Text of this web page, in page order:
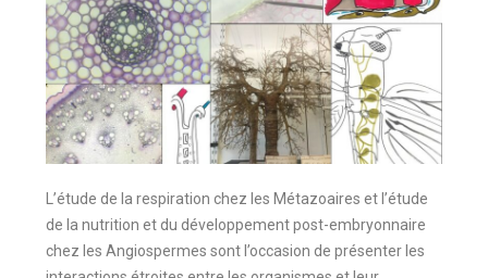
L’étude de la respiration chez les Métazoaires et l’étude
de la nutrition et du développement post-embryonnaire
chez les Angiospermes sont l’occasion de présenter les